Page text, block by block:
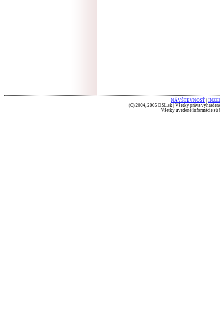
NÁVŠTEVNOSŤ
(C) 2004, 2005 DSL.sk | Všetky práva
Všetky uvedené informácie sú